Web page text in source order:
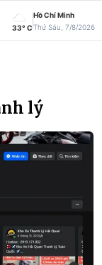
33° C
Hồ Chí Minh
Thứ Sáu, 7/8/2026
lý